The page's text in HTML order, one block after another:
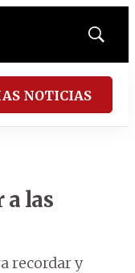
Mostrar
NOTICIAS
a las
recordar y